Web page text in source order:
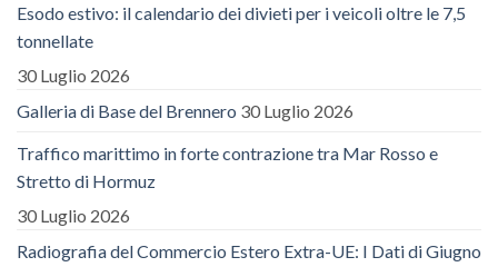
Esodo estivo: il calendario dei divieti per i veicoli oltre le 7,5
tonnellate
30 Luglio 2026
Galleria di Base del Brennero 30 Luglio 2026
Traffico marittimo in forte contrazione tra Mar Rosso e
Stretto di Hormuz
30 Luglio 2026
Radiografia del Commercio Estero Extra-UE: I Dati di Giugno